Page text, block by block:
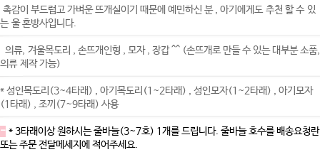
촉감이 부드럽고 가벼운 뜨개실이기 때문에 예민하신 분 , 아기에게도 추천 할 수 있
는 울 혼방사입니다.
의류, 겨울목도리 , 손뜨개인형 , 모자 , 장갑 ^^ (손뜨개로 만들 수 있는 대부분 소품,
의류 제작 가능)
* 성인목도리(3~4타래) , 아기목도리(1~2타래) , 성인모자(1~2타래) , 아기모자
(1타래) , 조끼(7~9타래) 사용
- * 3타래이상 원하시는 줄바늘(3~7호) 1개를 드립니다. 줄바늘 호수를 배송요청란
또는 주문 전달메세지에 적어주세요.